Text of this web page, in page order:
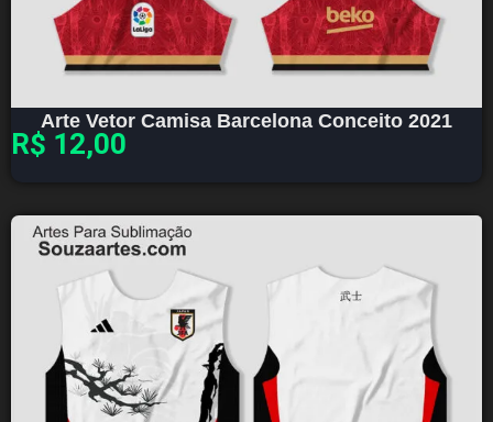
Arte Vetor Camisa Barcelona Conceito 2021
R$ 12,00